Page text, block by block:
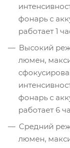
фонарь с
работает 1
Высокий
люмен,
фонарь с
работает 6
Средний
люмен,